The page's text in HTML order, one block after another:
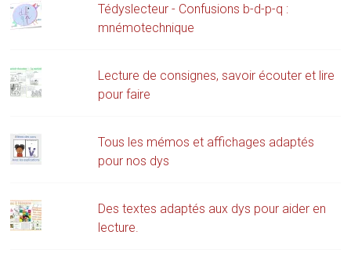
Tédyslecteur - Confusions b-d-p-q :
mnémotechnique
Lecture de consignes, savoir écouter et lire
pour faire
Tous les mémos et affichages adaptés
pour nos dys
Des textes adaptés aux dys pour aider en
lecture.